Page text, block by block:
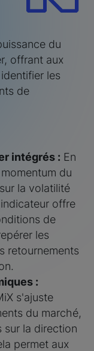
du
offrant aux
les
de
intégrés : En
du
la volatilité
offre
de
les
retournements
:
s'ajuste
du marché,
sur la direction
permet aux